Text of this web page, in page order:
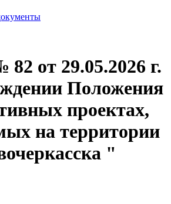
от 29.05.2026 г.
Положения
проектах,
на территории
"